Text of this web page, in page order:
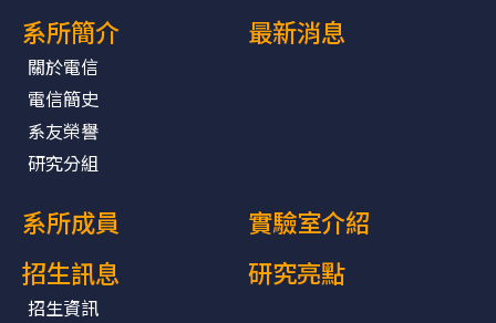
系所簡介
關於電信
電信簡史
系友榮譽
研究分組
最新消息
系所成員
實驗室介紹
招生訊息
招生資訊
研究亮點